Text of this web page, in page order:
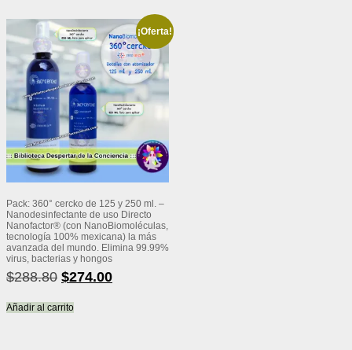
¡Oferta!
Pack: 360° cercko de 125 y 250 ml. –
Nanodesinfectante de uso Directo
Nanofactor® (con NanoBiomoléculas,
tecnología 100% mexicana) la más
avanzada del mundo. Elimina 99.99%
virus, bacterias y hongos
$288.80 El
original
$274.00El
Añadir al carrito